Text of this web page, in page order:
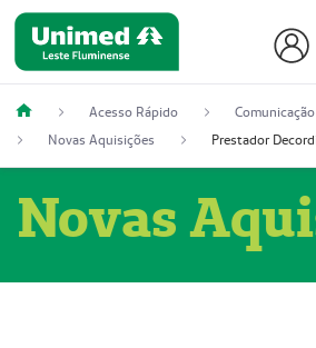
Acesso Rápido
Comunicação
Novas Aquisições
Novas